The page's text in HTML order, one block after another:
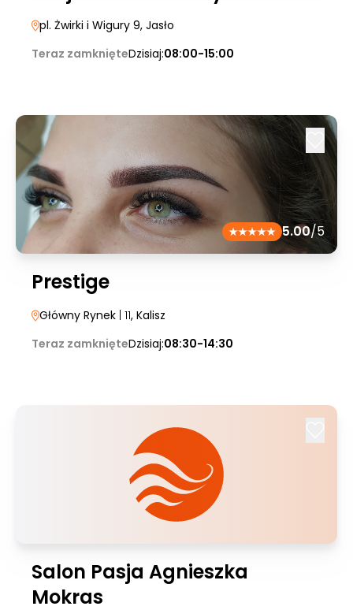
pl. Żwirki i Wigury 9, Jasło
Teraz zamknięteDzisiaj:08:00-15:00
5.00/5
Prestige
Główny Rynek | 11, Kalisz
Teraz zamknięteDzisiaj:08:30-14:30
Salon Pasja Agnieszka
Mokras